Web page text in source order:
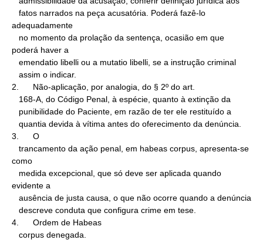
adequadamente
poderá haver a
2.      Não-aplicação, por analogia, do § 2º do art.
3.      O
como
evidente a
4.      Ordem de Habeas
   corpus denegada.